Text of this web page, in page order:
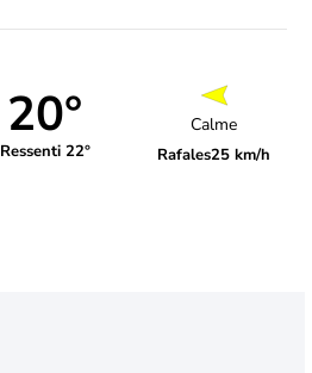
20°
Ressenti 22°
Calme
Rafales25 km/h